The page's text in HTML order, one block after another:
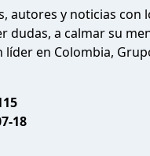
autores y noticias con
dudas, a calmar su
en Colombia,
18